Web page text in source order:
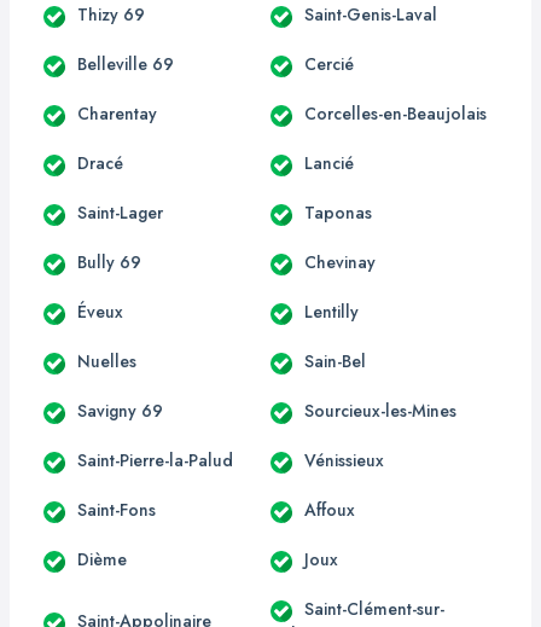
Thizy 69 Saint-Genis-Laval
Belleville 69 Cercié
Charentay Corcelles-en-Beaujolais
Dracé Lancié
Saint-Lager Taponas
Bully 69 Chevinay
Éveux Lentilly
Nuelles Sain-Bel
Savigny 69 Sourcieux-les-Mines
Saint-Pierre-la-Palud Vénissieux
Saint-Fons Affoux
Dième Joux
Saint-Appolinaire
Saint-Clément-sur-